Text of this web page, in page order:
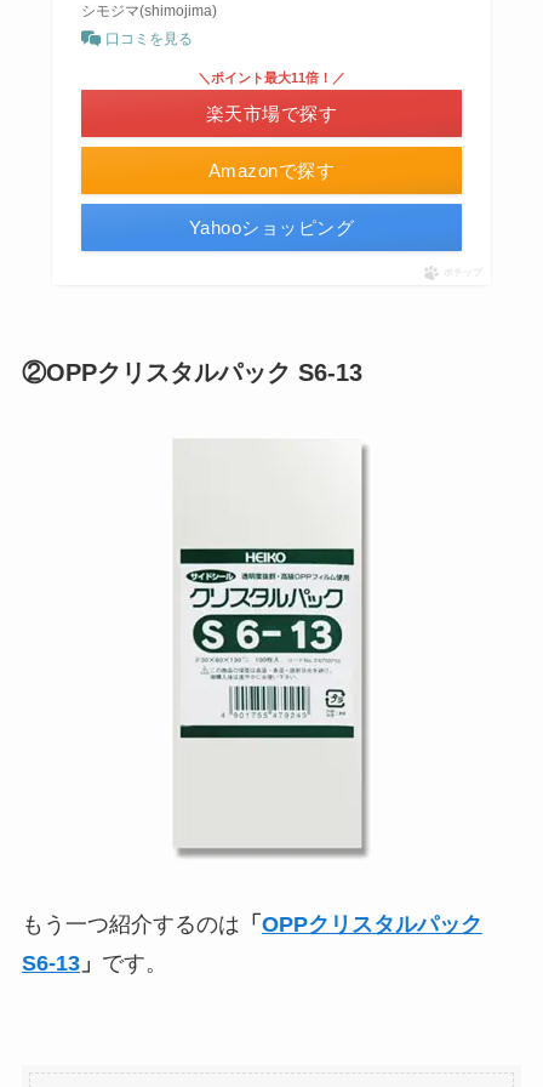
シモジマ(shimojima)
口コミを見る
Amazonで探す
＼ポイント最大11倍！／
楽天市場で探す
Yahooショッピング
ポチップ
②OPPクリスタルパック S6-13
もう一つ紹介するのは 「 OPPクリスタルパック
S6-13」 です。